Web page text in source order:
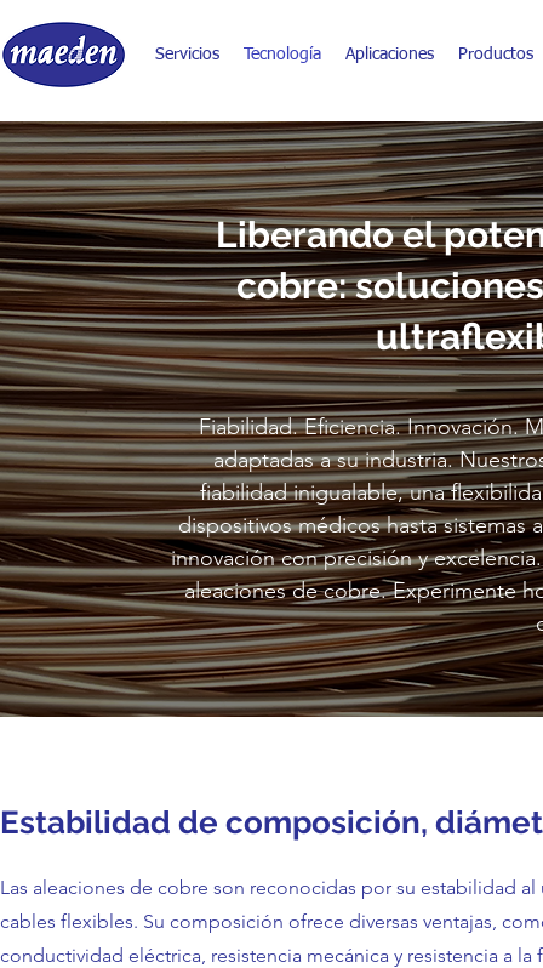
Servicios Tecnología Aplicaciones Productos
Liberando el
cobre:
Fiabilidad. Eficiencia. Innovación.
adaptadas a su industria.
fiabilidad inigualable, una
dispositivos médicos hasta sistemas
innovación con precisión y
aleaciones de cobre. Experimente
Estabilidad de composición,
Las aleaciones de cobre son reconocidas por su estabilidad al
cables flexibles. Su composición ofrece diversas ventajas,
conductividad eléctrica, resistencia mecánica y resistencia a la